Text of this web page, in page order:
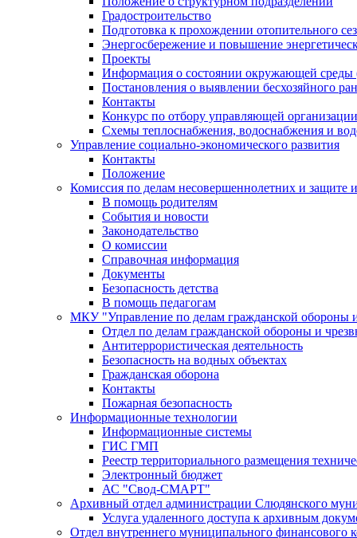
Градостроительство
Подготовка к прохождении отопительного
Энергосбережение и повышение
Проекты
Информация о состоянии окружающей среды
Постановления о выявлении бесхозяйного
Контакты
Конкурс по отбору управляющей
Схемы теплоснабжения, водоснабжения и
Управление социально-экономического развития
Контакты
Положение
Комиссия по делам несовершеннолетних и защите
В помощь родителям
События и новости
Законодательство
О комиссии
Справочная информация
Документы
Безопасность детства
В помощь педагогам
МКУ "Управление по делам гражданской обороны
Отдел по делам гражданской обороны и
Антитеррористическая деятельность
Безопасность на водных объектах
Гражданская оборона
Контакты
Пожарная безопасность
Информационные технологии
Информационные системы
ГИС ГМП
Реестр территориального размещения
Электронный бюджет
АС "Свод-СМАРТ"
Архивный отдел администрации Слюдянского
Услуга удаленного доступа к архивным
Отдел внутреннего муниципального финансового